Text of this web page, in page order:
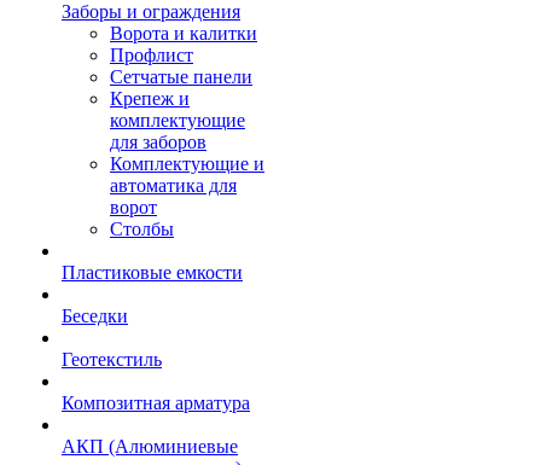
Заборы и ограждения
Ворота и калитки
Профлист
Сетчатые панели
Крепеж и
комплектующие
для заборов
Комплектующие и
автоматика для
ворот
Столбы
Пластиковые емкости
Беседки
Геотекстиль
Композитная арматура
АКП (Алюминиевые